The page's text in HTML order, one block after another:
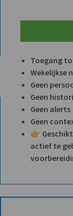
Toegang
Wekelijkse
Geen
Geen
Geen alerts
Geen
👉
actief te